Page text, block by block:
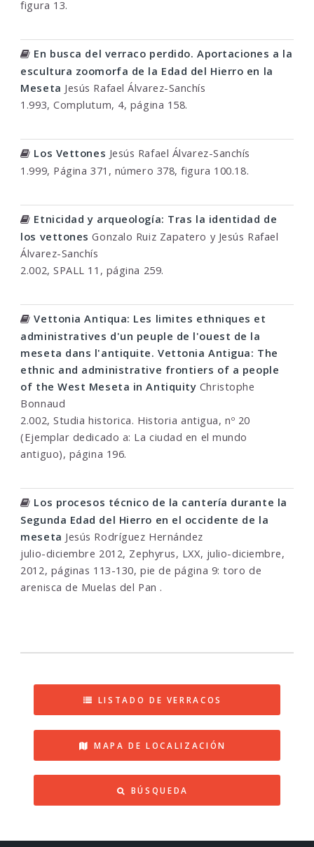
figura 13.
En busca del verraco perdido. Aportaciones a la
escultura zoomorfa de la Edad del Hierro en la
Meseta Jesús Rafael Álvarez-Sanchís
1.993, Complutum, 4, página 158.
Los Vettones Jesús Rafael Álvarez-Sanchís
1.999, Página 371, número 378, figura 100.18.
Etnicidad y arqueología: Tras la identidad de
los vettones Gonzalo Ruiz Zapatero y Jesús Rafael
Álvarez-Sanchís
2.002, SPALL 11, página 259.
Vettonia Antiqua: Les limites ethniques et
administratives d'un peuple de l'ouest de la
meseta dans l'antiquite. Vettonia Antigua: The
ethnic and administrative frontiers of a people
of the West Meseta in Antiquity Christophe
Bonnaud
2.002, Studia historica. Historia antigua, nº 20
(Ejemplar dedicado a: La ciudad en el mundo
antiguo), página 196.
Los procesos técnico de la cantería durante la
Segunda Edad del Hierro en el occidente de la
meseta Jesús Rodríguez Hernández
julio-diciembre 2012, Zephyrus, LXX, julio-diciembre,
2012, páginas 113-130, pie de página 9: toro de
arenisca de Muelas del Pan .
LISTADO DE VERRACOS
MAPA DE LOCALIZACIÓN
BÚSQUEDA